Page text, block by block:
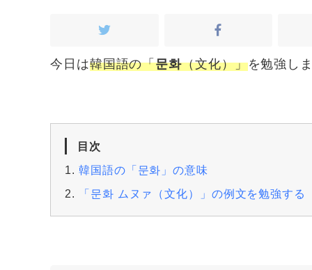
今日は韓国語の「문화（文化）」を勉強し
目次
韓国語の「문화」の意味
「문화 ムヌァ（文化）」の例文を勉強する